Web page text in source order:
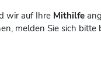
wir auf Ihre Mithilfe
melden Sie sich